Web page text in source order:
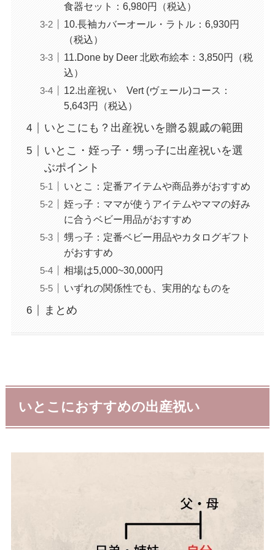
食器セット：6,980円（税込）
10.長袖カバーオール・ラトル：6,930円
（税込）
11.Done by Deer 北欧布絵本：3,850円（税
込）
12.出産祝い Vert (ヴェール)コース：
5,643円（税込）
いとこにも？出産祝いを贈る親戚の範囲
いとこ・姪っ子・甥っ子に出産祝いを選
ぶポイント
いとこ：定番アイテムや商品券がおすすめ
姪っ子：ママが使うアイテムやママの好み
に合うベビー用品がおすすめ
甥っ子：定番ベビー用品やカタログギフト
がおすすめ
相場は5,000~30,000円
いずれの関係性でも、実用的なものを
まとめ
いとこにおすすめの出産祝い